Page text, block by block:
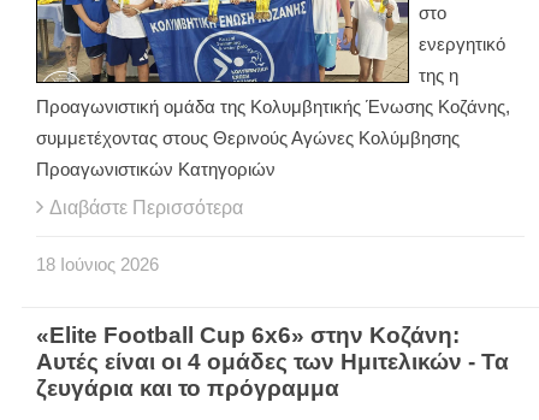
στο
ενεργητικό
της η
Προαγωνιστική ομάδα της Κολυμβητικής Ένωσης Κοζάνης,
συμμετέχοντας στους Θερινούς Αγώνες Κολύμβησης
Προαγωνιστικών Κατηγοριών
Διαβάστε Περισσότερα
18 Ιούνιος 2026
«Elite Football Cup 6x6» στην Κοζάνη:
Αυτές είναι οι 4 ομάδες των Ημιτελικών - Τα
ζευγάρια και το πρόγραμμα